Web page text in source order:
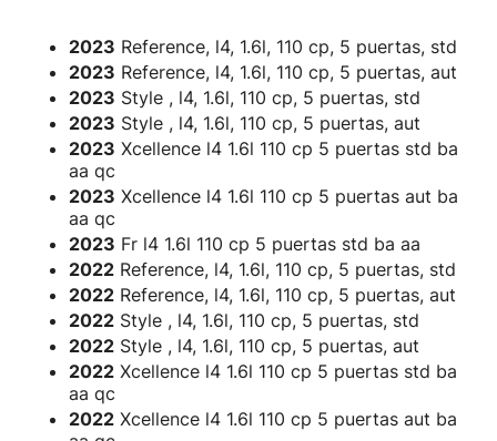
2023 Reference, l4, 1.6l, 110 cp, 5 puertas, std
2023 Reference, l4, 1.6l, 110 cp, 5 puertas, aut
2023 Style , l4, 1.6l, 110 cp, 5 puertas, std
2023 Style , l4, 1.6l, 110 cp, 5 puertas, aut
2023 Xcellence l4 1.6l 110 cp 5 puertas std ba
aa qc
2023 Xcellence l4 1.6l 110 cp 5 puertas aut ba
aa qc
2023 Fr l4 1.6l 110 cp 5 puertas std ba aa
2022 Reference, l4, 1.6l, 110 cp, 5 puertas, std
2022 Reference, l4, 1.6l, 110 cp, 5 puertas, aut
2022 Style , l4, 1.6l, 110 cp, 5 puertas, std
2022 Style , l4, 1.6l, 110 cp, 5 puertas, aut
2022 Xcellence l4 1.6l 110 cp 5 puertas std ba
aa qc
2022 Xcellence l4 1.6l 110 cp 5 puertas aut ba